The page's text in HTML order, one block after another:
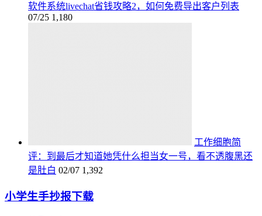
软件系统livechat省钱攻略2，如何免费导出客户列表
07/25 1,180
工作细胞简
评：到最后才知道她凭什么担当女一号，看不透腹黑还
是肚白 02/07 1,392
小学生手抄报下载